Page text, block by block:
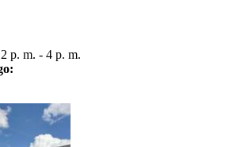
2 p. m. - 4 p. m.